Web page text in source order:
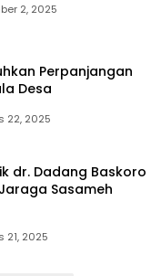
2, 2025
Perpanjangan
Desa
22, 2025
dr. Dadang Baskoro
Sasameh
21, 2025